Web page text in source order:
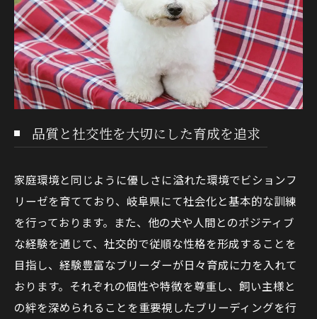
品質と社交性を大切にした育成を追求
家庭環境と同じように優しさに溢れた環境でビションフ
リーゼを育てており、岐阜県にて社会化と基本的な訓練
を行っております。また、他の犬や人間とのポジティブ
な経験を通じて、社交的で従順な性格を形成することを
目指し、経験豊富なブリーダーが日々育成に力を入れて
おります。それぞれの個性や特徴を尊重し、飼い主様と
の絆を深められることを重要視したブリーディングを行